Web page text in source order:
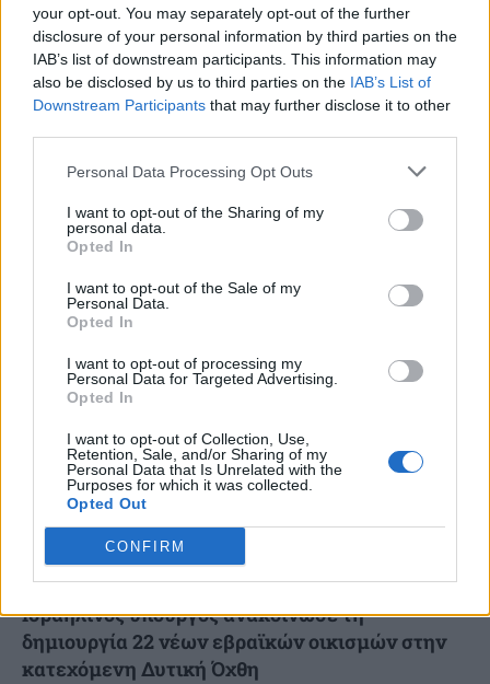
your opt-out. You may separately opt-out of the further
disclosure of your personal information by third parties on the
IAB’s list of downstream participants. This information may
also be disclosed by us to third parties on the IAB’s List of
Downstream Participants that may further disclose it to other
Personal Data Processing Opt Outs
I want to opt-out of the Sharing of my
personal data.
Opted In
I want to opt-out of the Sale of my
Personal Data.
Opted In
I want to opt-out of processing my
Personal Data for Targeted Advertising.
Opted In
I want to opt-out of Collection, Use,
Retention, Sale, and/or Sharing of my
Personal Data that Is Unrelated with the
Purposes for which it was collected.
Opted Out
CONFIRM
Σύσταση ασφαλείας ΥΠΕΞ για τους Έλληνες
πολίτες στα Ιεροσόλυμα και τη Δυτική Όχθη
Οδηγίες προς τους Έλληνες πολίτες που βρίσκονται στα
Ιεροσόλυμα και τη Δυτική Όχθη, μετά τις ραγδαίες εξελίξεις
στην περιοχή, εξέδωσε το ελληνικό υπουργείο Εξωτερικών.
Ισραηλινός υπουργός ανακοίνωσε τη
δημιουργία 22 νέων εβραϊκών οικισμών στην
κατεχόμενη Δυτική Όχθη